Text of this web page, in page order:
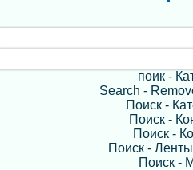
поик -
Search -
Поиск -
Поиск -
Поиск -
Поиск -
Поиск -